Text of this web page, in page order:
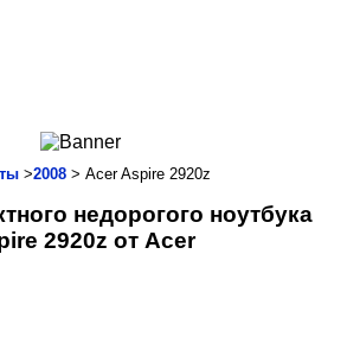
Смартфоны
Коммуникации
Автоэлектроника
>2008 > Acer Aspire 2920z
недорогого ноутбука
2920z от Acer